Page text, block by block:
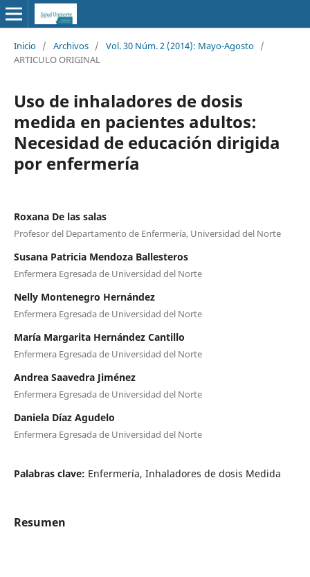
Inicio / Archivos / Vol. 30 Núm. 2 (2014): Mayo-Agosto /
ARTICULO ORIGINAL
Uso de inhaladores de dosis
medida en pacientes adultos:
Necesidad de educación dirigida
por enfermería
Roxana De las salas
Profesor del Departamento de Enfermería, Universidad del Norte
Susana Patricia Mendoza Ballesteros
Enfermera Egresada de Universidad del Norte
Nelly Montenegro Hernández
Enfermera Egresada de Universidad del Norte
María Margarita Hernández Cantillo
Enfermera Egresada de Universidad del Norte
Andrea Saavedra Jiménez
Enfermera Egresada de Universidad del Norte
Daniela Díaz Agudelo
Enfermera Egresada de Universidad del Norte
Palabras clave: Enfermería, Inhaladores de dosis Medida
Resumen